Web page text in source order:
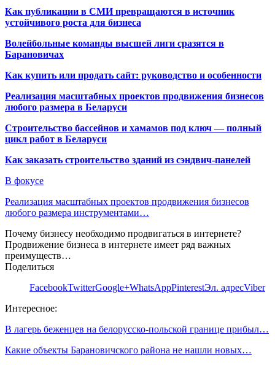
Как публикации в СМИ превращаются в источник
устойчивого роста для бизнеса
Волейбольные команды высшей лиги сразятся в
Барановичах
Как купить или продать сайт: руководство и особенности
Реализация масштабных проектов продвижения бизнесов
любого размера в Беларуси
Строительство бассейнов и хамамов под ключ — полный
цикл работ в Беларуси
Как заказать строительство зданий из сэндвич-панелей
В фокусе
Реализация масштабных проектов продвижения бизнесов
любого размера инструментами…
Почему бизнесу необходимо продвигаться в интернете?
Продвижение бизнеса в интернете имеет ряд важных
преимуществ…
Поделиться
FacebookTwitterGoogle+WhatsAppPinterestЭл. адресViber
Интересное:
В лагерь беженцев на белорусско-польской границе прибыл…
Какие объекты Барановичского района не нашли новых…